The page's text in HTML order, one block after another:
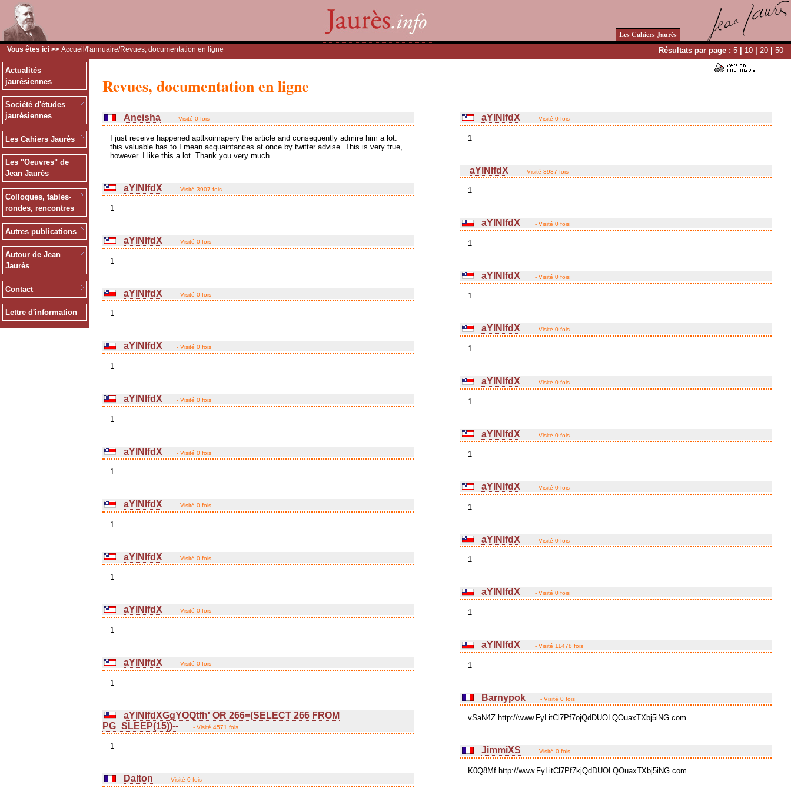
Les Cahiers Jaurès
Vous êtes ici >> Accueil /l'annuaire/Revues, documentation en ligne Résultats par page : 5 | 10 | 20 | 50
Actualités
jaurésiennes
Société d'études
jaurésiennes
Les Cahiers Jaurès
Les "Oeuvres" de
Jean Jaurès
Colloques, tables-
rondes, rencontres
Autres publications
Autour de Jean
Jaurès
Contact
Lettre d'information
Revues, documentation en ligne
Aneisha - Visité 0 fois
I just receive happened aptlxoimapery the article and consequently admire him a lot.
this valuable has to I mean acquaintances at once by twitter advise. This is very true,
however. I like this a lot. Thank you very much.
aYlNlfdX - Visité 3907 fois
1
aYlNlfdX - Visité 0 fois
1
aYlNlfdX - Visité 0 fois
1
aYlNlfdX - Visité 0 fois
1
aYlNlfdX - Visité 0 fois
1
aYlNlfdX - Visité 0 fois
1
aYlNlfdX - Visité 0 fois
1
aYlNlfdX - Visité 0 fois
1
aYlNlfdX - Visité 0 fois
1
aYlNlfdX - Visité 0 fois
1
aYlNlfdXGgYOQtfh' OR 266=(SELECT 266 FROM
PG_SLEEP(15))--
- Visité 4571 fois
1
Dalton - Visité 0 fois
aYlNlfdX - Visité 0 fois
1
aYlNlfdX - Visité 3937 fois
1
aYlNlfdX - Visité 0 fois
1
aYlNlfdX - Visité 0 fois
1
aYlNlfdX - Visité 0 fois
1
aYlNlfdX - Visité 0 fois
1
aYlNlfdX - Visité 0 fois
1
aYlNlfdX - Visité 0 fois
1
aYlNlfdX - Visité 0 fois
1
aYlNlfdX - Visité 0 fois
1
aYlNlfdX - Visité 11478 fois
1
Barnypok - Visité 0 fois
vSaN4Z http://www.FyLitCl7Pf7ojQdDUOLQOuaxTXbj5iNG.com
JimmiXS - Visité 0 fois
K0Q8Mf http://www.FyLitCl7Pf7kjQdDUOLQOuaxTXbj5iNG.com